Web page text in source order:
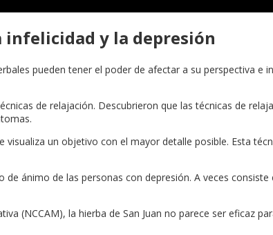
infelicidad y la depresión
pueden tener el poder de afectar a su perspectiva
de relajación. Descubrieron que las técnicas de
un objetivo con el mayor detalle posible. Esta
ánimo de las personas con depresión. A veces
(NCCAM), la hierba de San Juan no parece ser eficaz